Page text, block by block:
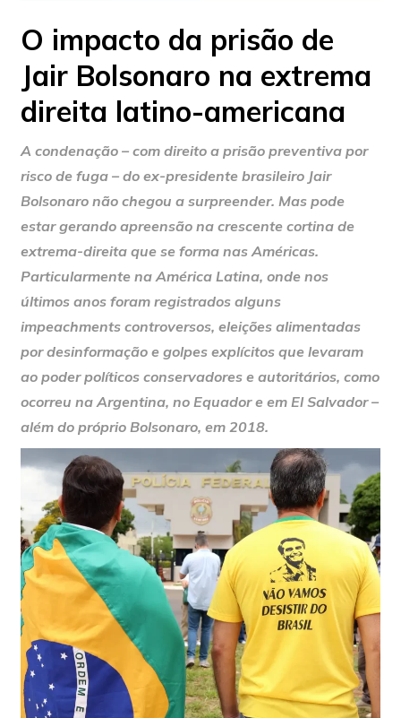
O impacto da prisão de
Jair Bolsonaro na extrema
direita latino-americana
A condenação – com direito a prisão preventiva por
risco de fuga – do ex-presidente brasileiro Jair
Bolsonaro não chegou a surpreender. Mas pode
estar gerando apreensão na crescente cortina de
extrema-direita que se forma nas Américas.
Particularmente na América Latina, onde nos
últimos anos foram registrados alguns
impeachments controversos, eleições alimentadas
por desinformação e golpes explícitos que levaram
ao poder políticos conservadores e autoritários, como
ocorreu na Argentina, no Equador e em El Salvador –
além do próprio Bolsonaro, em 2018.